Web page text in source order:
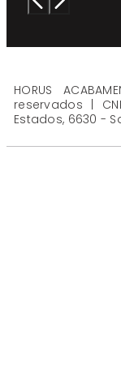
HORUS
reservados |
Estados, 6630 -